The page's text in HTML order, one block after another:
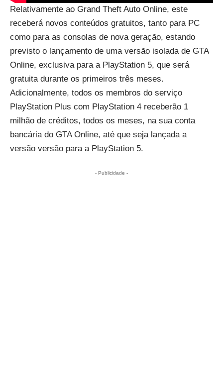
Relativamente ao Grand Theft Auto Online, este
receberá novos conteúdos gratuitos, tanto para PC
como para as consolas de nova geração, estando
previsto o lançamento de uma versão isolada de GTA
Online, exclusiva para a PlayStation 5, que será
gratuita durante os primeiros três meses.
Adicionalmente, todos os membros do serviço
PlayStation Plus com PlayStation 4 receberão 1
milhão de créditos, todos os meses, na sua conta
bancária do GTA Online, até que seja lançada a
versão versão para a PlayStation 5.
- Publicidade -